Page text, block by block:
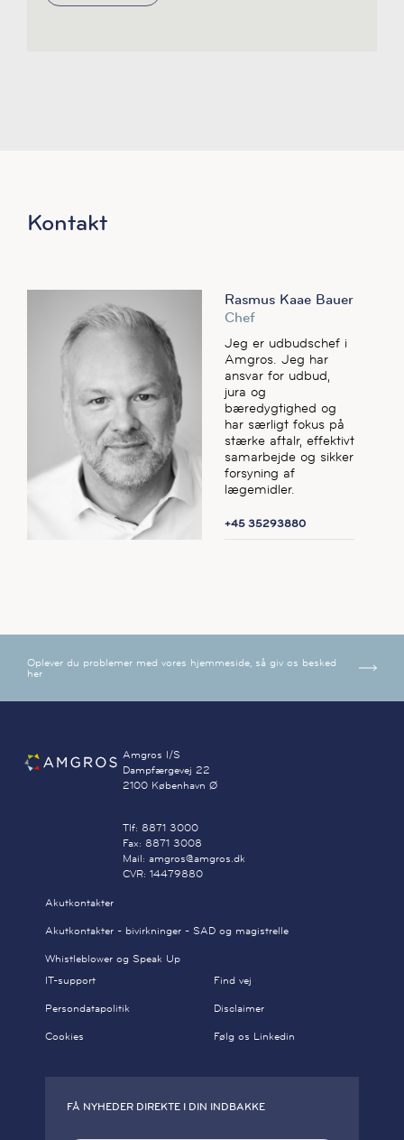
Kontakt
Rasmus Kaae Bauer
Chef
Jeg er udbudschef i
Amgros. Jeg har
ansvar for udbud,
jura og
bæredygtighed og
har særligt fokus på
stærke aftalr, effektivt
samarbejde og sikker
forsyning af
lægemidler.
+45 35293880
Oplever du problemer med vores hjemmeside, så giv os besked
her
Amgros I/S
Dampfærgevej 22
2100 København Ø
Tlf: 8871 3000
Fax: 8871 3008
Mail: amgros@amgros.dk
CVR: 14479880
Akutkontakter
Akutkontakter - bivirkninger - SAD og magistrelle
Whistleblower og Speak Up
IT-support
Persondatapolitik
Cookies
Find vej
Disclaimer
Følg os Linkedin
FÅ NYHEDER DIREKTE I DIN INDBAKKE